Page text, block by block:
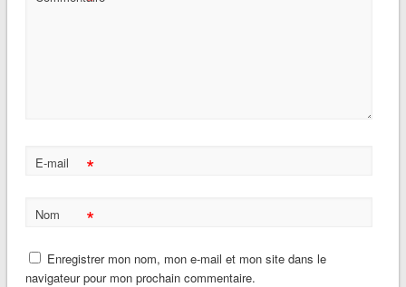
E-mail *
Nom *
Enregistrer mon nom, mon e-mail et mon site dans le
navigateur pour mon prochain commentaire.